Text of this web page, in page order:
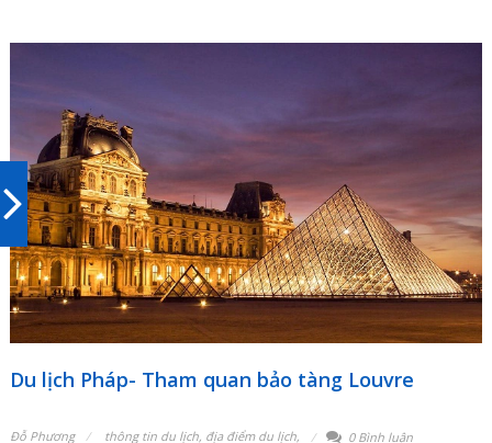
Du lịch Pháp- Tham quan bảo tàng Louvre
Đỗ Phương thông tin du lịch, địa điểm du lịch, 0 Bình luận